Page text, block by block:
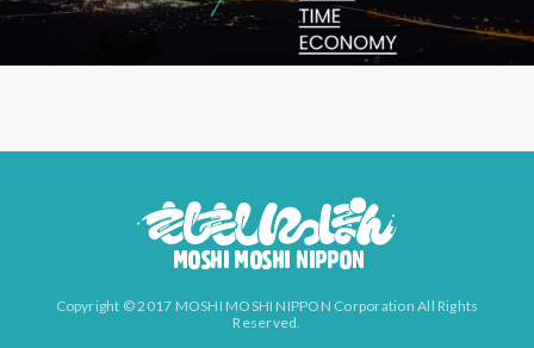
Copyright © 2017 MOSHI MOSHI NIPPON Corporation All Rights
Reserved.